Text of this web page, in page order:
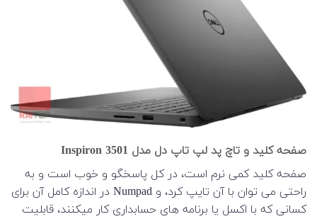
صفحه کلید و تاچ پد لپ تاپ دل مدل Inspiron 3501
صفحه کلید کمی نرم است، در کل پاسخگو و خوب است و به
راحتی می توان با آن تایپ کرد، و Numpad در اندازه کامل آن برای
کسانی که با اکسل یا برنامه های حسابداری کار میکنند، قابلیت